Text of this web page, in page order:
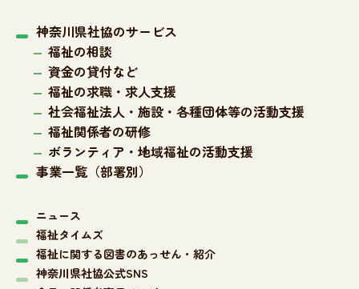
神奈川県社協のサービス
福祉の相談
資金の貸付など
福祉の求職・求人支援
社会福祉法人・施設・各種団体等の活動支援
福祉関係者の研修
ボランティア・地域福祉の活動支援
事業一覧（部署別）
ニュース
福祉タイムズ
福祉に関する図書のあっせん・紹介
神奈川県社協公式SNS